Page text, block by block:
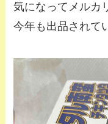
気になってメルカ
今年も出品されて